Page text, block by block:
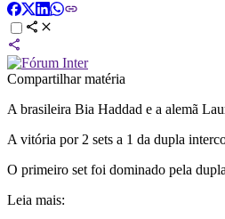
Compartilhar matéria
A brasileira Bia Haddad e a alemã
A vitória por 2 sets a 1 da dupla
O primeiro set foi dominado pela
Leia mais: